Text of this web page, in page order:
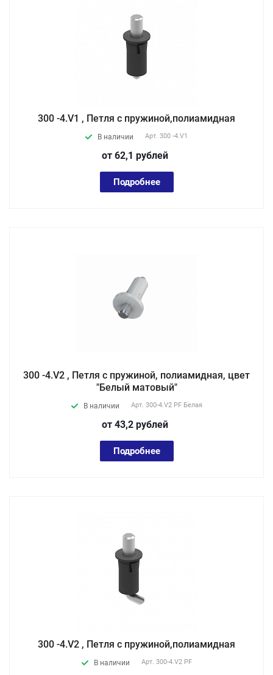
300 -4.V1 , Петля с пружиной,полиамидная
В наличии Арт. 300 -4.V1
от 62,1 рублей
Подробнее
300 -4.V2 , Петля с пружиной, полиамидная, цвет
"Белый матовый"
В наличии Арт. 300-4.V2 PF Белая
от 43,2 рублей
Подробнее
300 -4.V2 , Петля с пружиной,полиамидная
В наличии Арт. 300-4.V2 PF